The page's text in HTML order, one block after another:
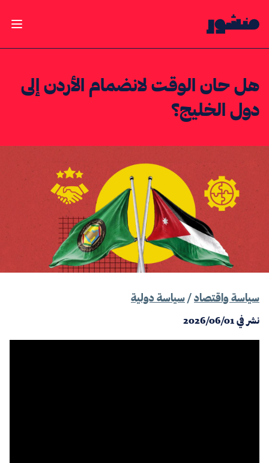
الصفحة الرئيسية
فتح
هل حان الوقت لانضمام الأردن إلى
دول الخليج؟
سياسة واقتصاد/ سياسة دولية
نشر في2026/06/01